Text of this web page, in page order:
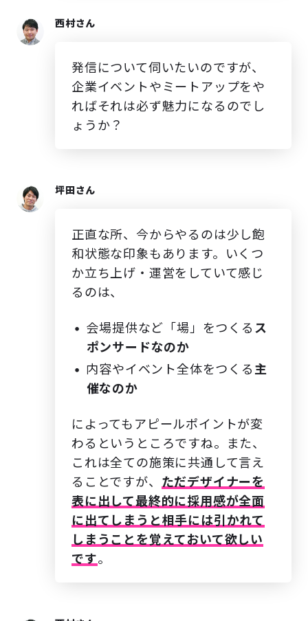
西村さん
発信について伺いたいのですが、
企業イベントやミートアップをや
ればそれは必ず魅力になるのでし
ょうか？
坪田さん
正直な所、今からやるのは少し飽
和状態な印象もあります。いくつ
か立ち上げ・運営をしていて感じ
るのは、
会場提供など「場」をつくる ス
ポンサードなのか
内容やイベント全体をつくる 主
催なのか
によってもアピールポイントが変
わるというところですね。また、
これは全ての施策に共通して言え
ることですが、 ただデザイナーを
表に出して最終的に採用感が全面
に出てしまうと相手には引かれて
しまうことを覚えておいて欲しい
です。